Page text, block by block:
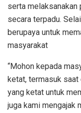
serta
secara terpadu.
berupaya untuk
masyarakat
“Mohon kepada
ketat, termasuk
yang ketat untuk
juga kami mengajak